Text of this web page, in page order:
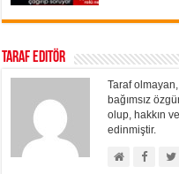
Taraf Editör
Taraf
bağımsız
olup, hakkın
edinmiştir.